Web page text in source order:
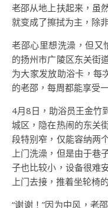
老邵从地上扶起来，虽
就变成了擦拭为主，除
老邵心里想洗澡，但又
的扬州市广陵区东关街
为大家发放助浴卡，每
的老邵，每周都能享受
4月8日，助浴员王金竹
城区，隐在热闹的东关
段特别窄，仅能容纳两
上门洗澡，但是由于巷
子也比较小，设备很难
上门去接，推着坐轮椅
“谢谢！”因为中风，老